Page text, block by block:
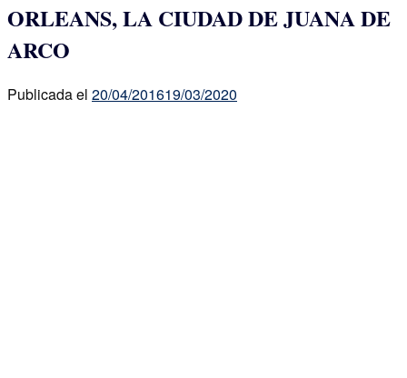
ORLEANS, LA CIUDAD DE JUANA DE
ARCO
Publicada el 20/04/201619/03/2020